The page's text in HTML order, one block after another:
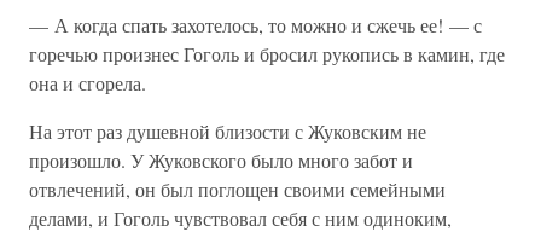
— А когда спать захотелось, то можно и сжечь ее! — с
горечью произнес Гоголь и бросил рукопись в камин, где
она и сгорела.
На этот раз душевной близости с Жуковским не
произошло. У Жуковского было много забот и
отвлечений, он был поглощен своими семейными
делами, и Гоголь чувствовал себя с ним одиноким,